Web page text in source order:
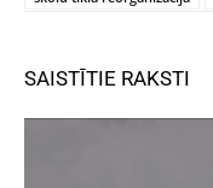
SAISTĪTIE RAKSTI